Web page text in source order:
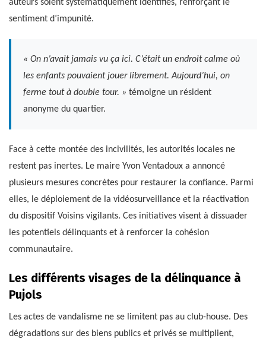
auteurs soient systématiquement identifiés, renforçant le
sentiment d’impunité.
« On n’avait jamais vu ça ici. C’était un endroit calme où
les enfants pouvaient jouer librement. Aujourd’hui, on
ferme tout à double tour. » témoigne un résident
anonyme du quartier.
Face à cette montée des incivilités, les autorités locales ne
restent pas inertes. Le maire Yvon Ventadoux a annoncé
plusieurs mesures concrètes pour restaurer la confiance. Parmi
elles, le déploiement de la vidéosurveillance et la réactivation
du dispositif Voisins vigilants. Ces initiatives visent à dissuader
les potentiels délinquants et à renforcer la cohésion
communautaire.
Les différents visages de la délinquance à
Pujols
Les actes de vandalisme ne se limitent pas au club-house. Des
dégradations sur des biens publics et privés se multiplient,